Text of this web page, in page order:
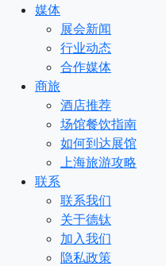
媒体
展会新闻
行业动态
合作媒体
商旅
酒店推荐
场馆餐饮指南
如何到达展馆
上海旅游攻略
联系
联系我们
关于德钛
加入我们
隐私政策